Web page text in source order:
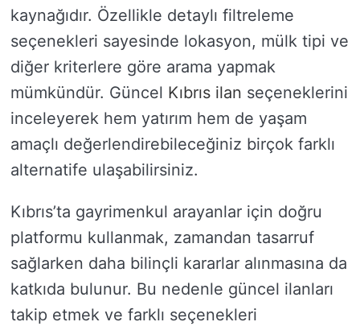
kaynağıdır. Özellikle detaylı filtreleme
seçenekleri sayesinde lokasyon, mülk tipi ve
diğer kriterlere göre arama yapmak
mümkündür. Güncel Kıbrıs ilan seçeneklerini
inceleyerek hem yatırım hem de yaşam
amaçlı değerlendirebileceğiniz birçok farklı
alternatife ulaşabilirsiniz.
Kıbrıs’ta gayrimenkul arayanlar için doğru
platformu kullanmak, zamandan tasarruf
sağlarken daha bilinçli kararlar alınmasına da
katkıda bulunur. Bu nedenle güncel ilanları
takip etmek ve farklı seçenekleri